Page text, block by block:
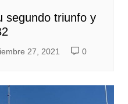
segundo triunfo y
27, 2021 0